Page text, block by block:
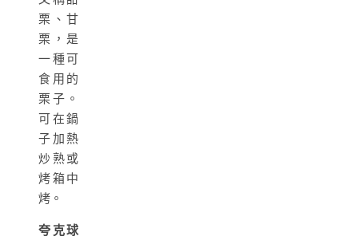
栗、甘
栗，是
一種可
食用的
栗子。
可在鍋
子加熱
炒熟或
烤箱中
烤。
夸克球